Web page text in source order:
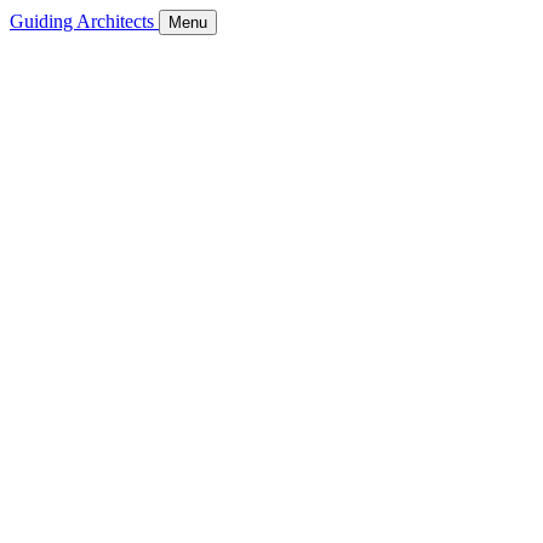
Guiding Architects Menu